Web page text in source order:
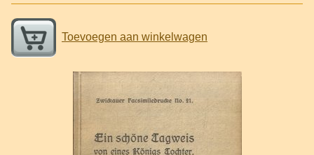
Toevoegen aan winkelwagen